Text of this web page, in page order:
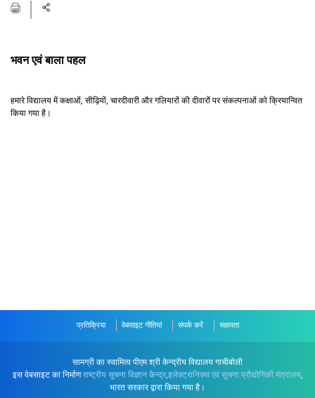
भवन एवं बाला पहल
हमारे विद्यालय में कक्षाओं, सीढ़ियों, चारदीवारी और गलियारों की दीवारों पर संकल्पनाओं को क्रियान्वित
किया गया है।
प्रतिक्रिया वेबसाइट नीतियां संपर्क करें सहायता
सामग्री का स्वामित्व पीएम श्री केन्द्रीय विद्यालय गाचीबोली
इस वेबसाइट का निर्माणराष्ट्रीय सूचना विज्ञान केन्द्र,इलेक्ट्रानिक्स एवं सूचना प्रौद्योगिकी मंत्रालय,
भारत सरकार द्वारा किया गया है।